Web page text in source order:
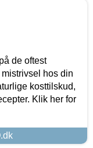
de oftest
hos din
kosttilskud,
Klik her for